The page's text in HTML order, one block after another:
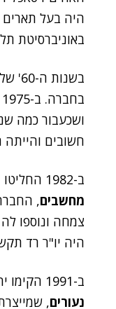
היה בעל תארים
באוניברסיטת
בשנות ה-60' של המאה הקודמת עבד יהודה ב
בחברה. ב-1975 הוא הקים את
ושכעבור כמה
חשובים
ב-1982 החליטו האחים זיסאפל לעבור לייצור ופיתוח מוצרי תקשורת בישראל ליצוא.
מחשבים,
היה יו"ר רד
ב-1991 הקימו יהודה ורעייתו, נאווה, פרופסור לנוירוכימיה באוניברסיטת תל אביב, את חברת התרופות
נעורים,